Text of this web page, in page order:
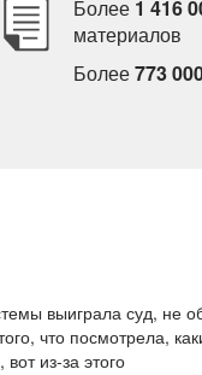
Более 1 416
материало
Более773
выиграла суд, не
что посмотрела,
из-за этого